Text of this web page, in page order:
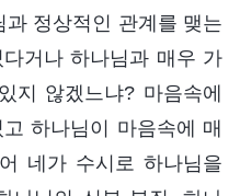
정상적인 관계를 맺는
거나 하나님과 매우 가
지 않겠느냐? 마음속에
하나님이 마음속에 매
네가 수시로 하나님을